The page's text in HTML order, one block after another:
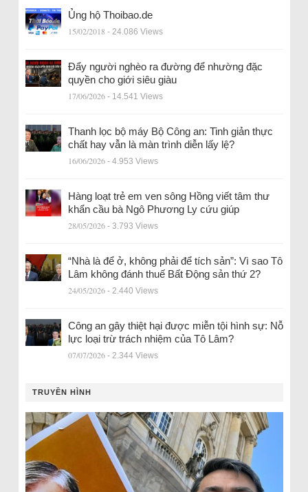
Ủng hộ Thoibao.de
15/02/2018 - 24.086 Views
Đẩy người nghèo ra đường để nhường đặc
quyền cho giới siêu giàu
17/06/2026 - 14.541 Views
Thanh lọc bộ máy Bộ Công an: Tinh giản thực
chất hay vẫn là màn trình diễn lấy lệ?
16/06/2026 - 4.953 Views
Hàng loạt trẻ em ven sông Hồng viết tâm thư
khẩn cầu bà Ngô Phương Ly cứu giúp
28/05/2026 - 3.793 Views
“Nhà là để ở, không phải để tích sản”: Vì sao Tô
Lâm không đánh thuế Bất Động sản thứ 2?
24/05/2026 - 2.440 Views
Công an gây thiệt hại được miễn tội hình sự: Nỗ
lực loại trừ trách nhiệm của Tô Lâm?
07/07/2026 - 2.344 Views
TRUYỀN HÌNH